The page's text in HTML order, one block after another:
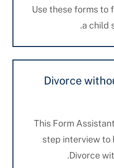
Use these forms
a
Divorce
This Form
step interview
Divorce